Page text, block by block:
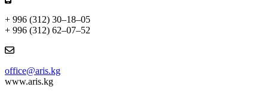
+ 996 (312) 30–18–05
+ 996 (312) 62–07–52
office@aris.kg
www.aris.kg